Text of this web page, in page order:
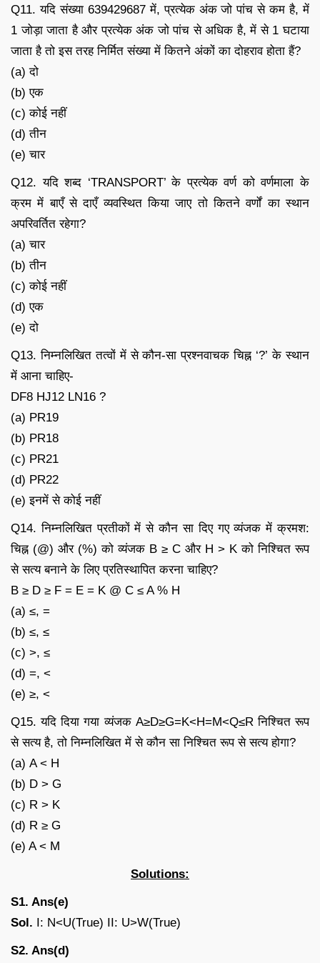
Q11. यदि संख्या 639429687 में, प्रत्येक अंक जो पांच से कम है, में
1 जोड़ा जाता है और प्रत्येक अंक जो पांच से अधिक है, में से 1 घटाया
जाता है तो इस तरह निर्मित संख्या में कितने अंकों का दोहराव होता हैं?
(a) दो
(b) एक
(c) कोई नहीं
(d) तीन
(e) चार
Q12. यदि शब्द ‘TRANSPORT’ के प्रत्येक वर्ण को वर्णमाला के
क्रम में बाएँ से दाएँ व्यवस्थित किया जाए तो कितने वर्णों का स्थान
अपरिवर्तित रहेगा?
(a) चार
(b) तीन
(c) कोई नहीं
(d) एक
(e) दो
Q13. निम्नलिखित तत्वों में से कौन-सा प्रश्नवाचक चिह्न ‘?’ के स्थान
में आना चाहिए-
DF8 HJ12 LN16 ?
(a) PR19
(b) PR18
(c) PR21
(d) PR22
(e) इनमें से कोई नहीं
Q14. निम्नलिखित प्रतीकों में से कौन सा दिए गए व्यंजक में क्रमश:
चिह्न (@) और (%) को व्यंजक B ≥ C और H > K को निश्चित रूप
से सत्य बनाने के लिए प्रतिस्थापित करना चाहिए?
B ≥ D ≥ F = E = K @ C ≤ A % H
(a) ≤, =
(b) ≤, ≤
(c) >, ≤
(d) =, <
(e) ≥, <
Q15. यदि दिया गया व्यंजक A≥D≥G=K<H=M<Q≤R निश्चित रूप
से सत्य है, तो निम्नलिखित में से कौन सा निश्चित रूप से सत्य होगा?
(a) A < H
(b) D > G
(c) R > K
(d) R ≥ G
(e) A < M
Solutions:
S1. Ans(e)
Sol. I: N<U(True) II: U>W(True)
S2. Ans(d)